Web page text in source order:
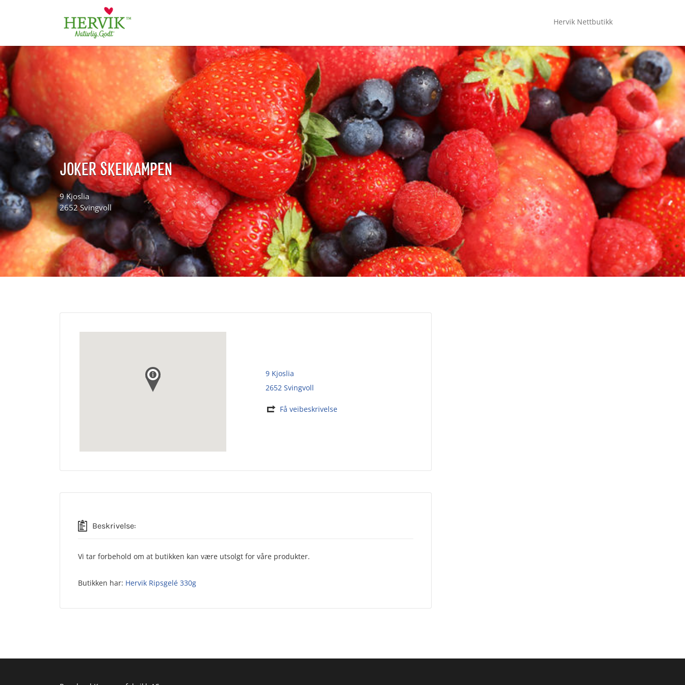
Hervik Nettbutikk
for:
JOKER SKEIKAMPEN
9 Kjoslia
2652 Svingvoll
9 Kjoslia
2652 Svingvoll
Få veibeskrivelse
Beskrivelse:
Vi tar forbehold om at butikken kan være utsolgt for våre produkter.
Butikken har: Hervik Ripsgelé 330g